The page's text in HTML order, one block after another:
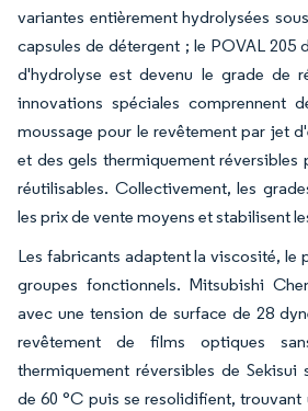
variantes entièrement hydrolysées
capsules de détergent ; le POVAL 205
d'hydrolyse est devenu le grade de
innovations spéciales comprennent
moussage pour le revêtement par jet
et des gels thermiquement réversibles
réutilisables. Collectivement, les
les prix de vente moyens et stabilisent
Les fabricants adaptent la viscosité, le
groupes fonctionnels. Mitsubishi
avec une tension de surface de 28
revêtement de films optiques
thermiquement réversibles de Sekisui
de 60 °C puis se resolidifient, trouvant